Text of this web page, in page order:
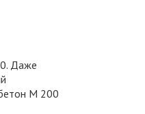
Даже
М 200